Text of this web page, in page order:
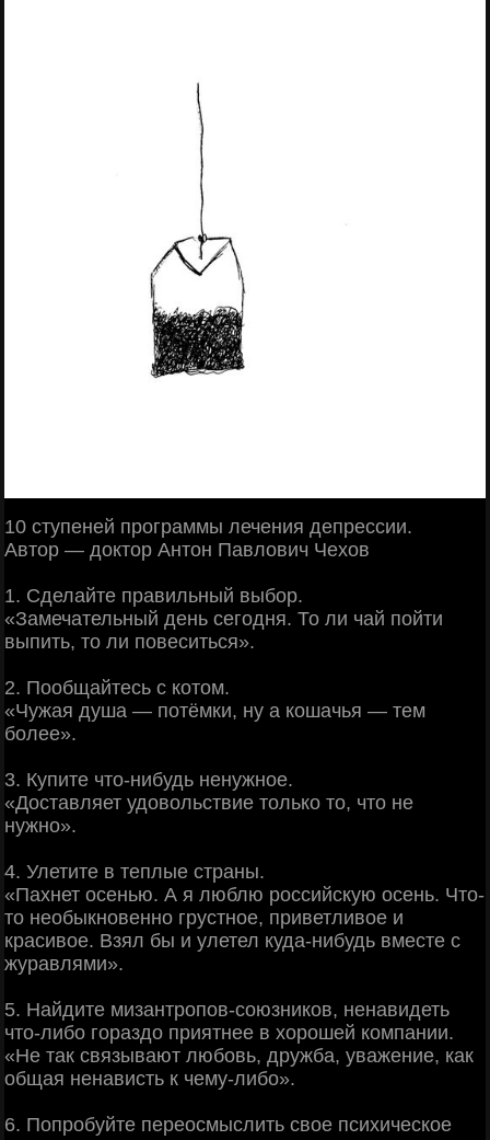
10 ступеней программы лечения депрессии.
Автор — доктор Антон Павлович Чехов
1. Сделайте правильный выбор.
«Замечательный день сегодня. То ли чай пойти
выпить, то ли повеситься».
2. Пообщайтесь с котом.
«Чужая душа — потёмки, ну а кошачья — тем
более».
3. Купите что-нибудь ненужное.
«Доставляет удовольствие только то, что не
нужно».
4. Улетите в теплые страны.
«Пахнет осенью. А я люблю российскую осень. Что-
то необыкновенно грустное, приветливое и
красивое. Взял бы и улетел куда-нибудь вместе с
журавлями».
5. Найдите мизантропов-союзников, ненавидеть
что-либо гораздо приятнее в хорошей компании.
«Не так связывают любовь, дружба, уважение, как
общая ненависть к чему-либо».
6. Попробуйте переосмыслить свое психическое